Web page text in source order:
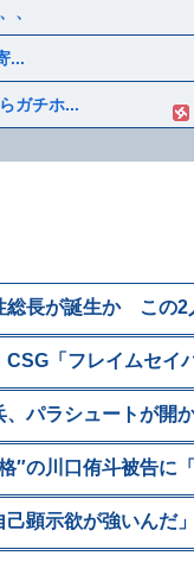
、
...
ガチホ...
総長が誕生か この2
CSG「フレイムセイ
、パラシュートが開
″の川口侑斗被告に
己顕示欲が強いんだ